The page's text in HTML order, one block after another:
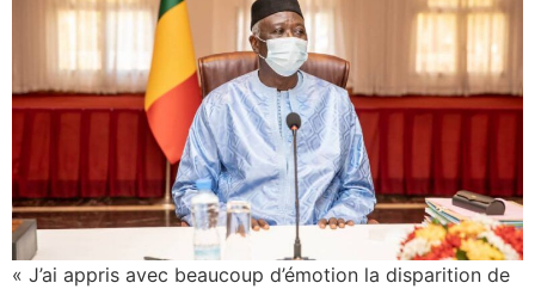
« J’ai appris avec beaucoup d’émotion la disparition de